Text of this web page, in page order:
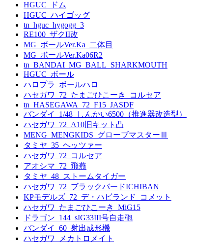
HGUC_ドム
HGUC_ハイゴッグ
tn_hguc_hygogg_3
RE100_ザクII改
MG_ボールVer.Ka_二体目
MG_ボールVer.Ka06R2
tn_BANDAI_MG_BALL_SHARKMOUTH
HGUC_ボール
ハロプラ_ボールハロ
ハセガワ_72_たまごひこーき_コルセア
tn_HASEGAWA_72_F15_JASDF
バンダイ_1/48_しんかい6500（推進器改造型）
ハセガワ_72_A10旧キット凸
MENG_MENGKIDS_グローブマスターⅢ
タミヤ_35_ヘッツァー
ハセガワ_72_コルセア
アオシマ_72_飛燕
タミヤ_48_ストームタイガー
ハセガワ_72_ブラックバードICHIBAN
KPモデルズ_72_デ・ハビランド_コメット
ハセガワ_たまごひこーき_MiG15
ドラゴン_144_sIG33III号自走砲
バンダイ_60_射出成形機
ハセガワ_メカトロメイト